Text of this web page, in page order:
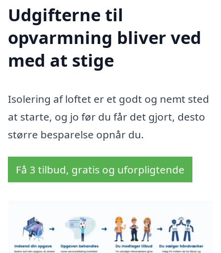
Udgifterne til
opvarmning bliver ved
med at stige
Isolering af loftet er et godt og nemt sted
at starte, og jo før du får det gjort, desto
større besparelse opnår du.
Få 3 tilbud, gratis og uforpligtende